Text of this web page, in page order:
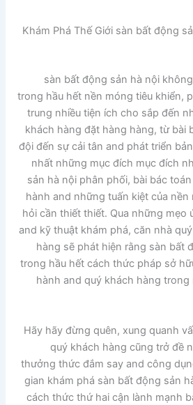
sàn bất động sản hà nội
trong hầu hết nền móng tiêu khiển,
trung nhiều tiện ích cho sắp đến
khách hàng đặt hàng hàng, từ bài
đội đến sự cải tân and phát triển
nhất những mục đích mục đích
sản hà nội phân phối, bài bác
hành and những tuấn kiệt của
hỏi cần thiết thiết. Qua những mẹo
and kỹ thuật khám phá, căn nhà
hàng sẽ phát hiện rằng sàn bất
trong hầu hết cách thức pháp sở
hành and quý khách hàng
Hãy hãy đừng quên, xung quanh
quý khách hàng cũng trở đề
thưởng thức đắm say and công
gian khám phá sàn bất động sản
cách thức thứ hai cận lành mạnh